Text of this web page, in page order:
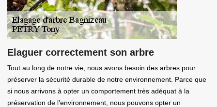
Elaguer correctement son arbre
Tout au long de notre vie, nous avons besoin des arbres pour
préserver la sécurité durable de notre environnement. Parce que
si nous arrivons à opter un comportement très adéquat à la
préservation de l’environnement, nous pouvons opter un